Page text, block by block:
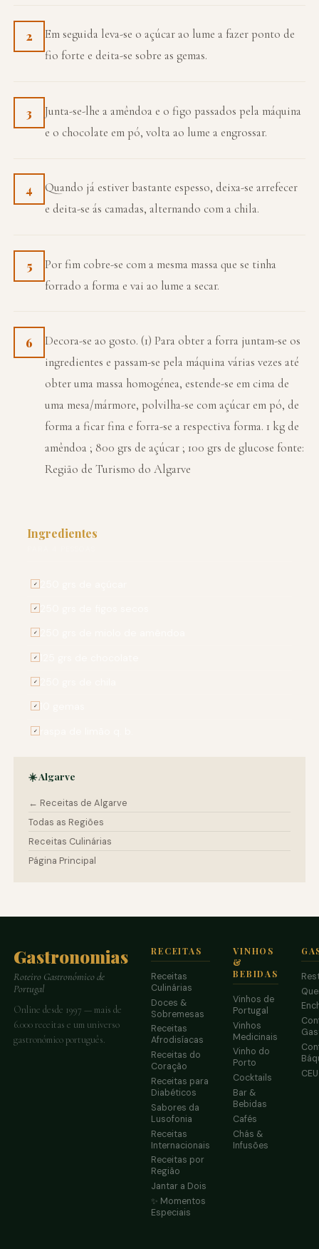
2
Em seguida leva-se o açúcar ao lume a fazer ponto de
fio forte e deita-se sobre as gemas.
3
Junta-se-lhe a amêndoa e o figo passados pela máquina
e o chocolate em pó, volta ao lume a engrossar.
4
Quando já estiver bastante espesso, deixa-se arrefecer
e deita-se ás camadas, alternando com a chila.
5
Por fim cobre-se com a mesma massa que se tinha
forrado a forma e vai ao lume a secar.
6
Decora-se ao gosto. (1) Para obter a forra juntam-se os
ingredientes e passam-se pela máquina várias vezes até
obter uma massa homogénea, estende-se em cima de
uma mesa/mármore, polvilha-se com açúcar em pó, de
forma a ficar fina e forra-se a respectiva forma. 1 kg de
amêndoa ; 800 grs de açúcar ; 100 grs de glucose fonte:
Região de Turismo do Algarve
Ingredientes
✓
✓
✓
✓
✓
✓
✓
☀️ Algarve
← Receitas de Algarve
Todas as Regiões
Receitas Culinárias
Página Principal
Gastronomias
Roteiro Gastronómico de
Portugal
Online desde 1997 — mais de
6.000 receitas e um universo
gastronómico português.
RECEITAS
Receitas
Culinárias
Doces &
Sobremesas
Receitas
Afrodisíacas
Receitas do
Coração
Receitas para
Diabéticos
Sabores da
Lusofonia
Receitas
Internacionais
Receitas por
Região
Jantar a Dois
✨ Momentos
Especiais
VINHOS
&
BEBIDAS
Vinhos de
Portugal
Vinhos
Medicinais
Vinho do
Porto
Cocktails
Bar &
Bebidas
Cafés
Chás &
Infusões